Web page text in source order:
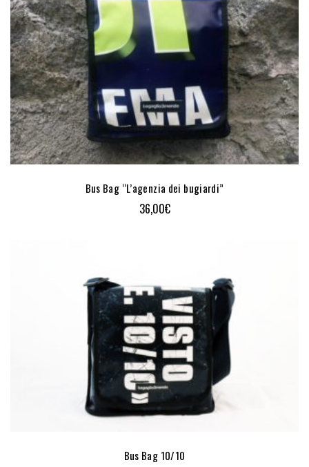
Bus Bag “L’agenzia dei bugiardi”
36,00€
Bus Bag 10/10